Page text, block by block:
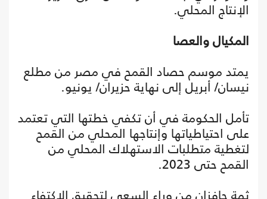
الإنتاج المحلي.
المكيال والعصا
يمتد موسم حصاد القمح في مصر من مطلع
نيسان/ أبريل إلى نهاية حزيران/ يونيو.
تأمل الحكومة في أن تكفي خطتها التي تعتمد
على احتياطياتها وإنتاجها المحلي من القمح
لتغطية متطلبات الاستهلاك المحلي من
القمح حتى 2023.
ثمة حافزان من وراء السعي لتحقيق الاكتفاء